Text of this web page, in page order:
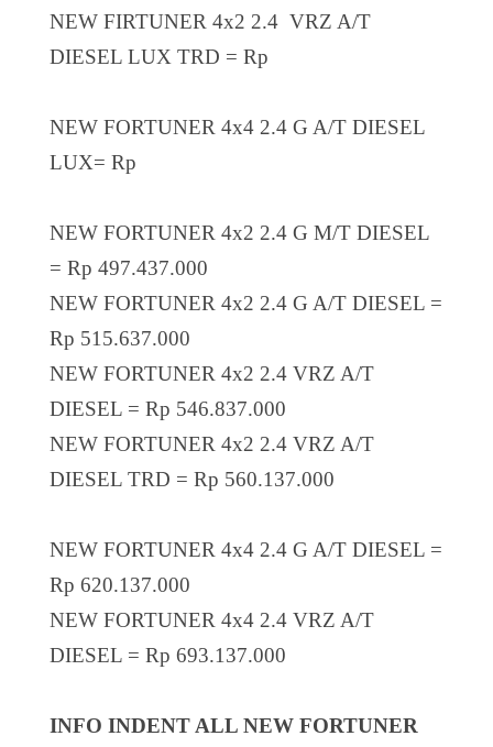
NEW FIRTUNER 4x2 2.4 VRZ A/T
DIESEL LUX TRD = Rp
NEW FORTUNER 4x4 2.4 G A/T DIESEL
LUX= Rp
NEW FORTUNER 4x2 2.4 G M/T DIESEL
= Rp 497.437.000
NEW FORTUNER 4x2 2.4 G A/T DIESEL =
Rp 515.637.000
NEW FORTUNER 4x2 2.4 VRZ A/T
DIESEL = Rp 546.837.000
NEW FORTUNER 4x2 2.4 VRZ A/T
DIESEL TRD = Rp 560.137.000
NEW FORTUNER 4x4 2.4 G A/T DIESEL =
Rp 620.137.000
NEW FORTUNER 4x4 2.4 VRZ A/T
DIESEL = Rp 693.137.000
INFO INDENT ALL NEW FORTUNER